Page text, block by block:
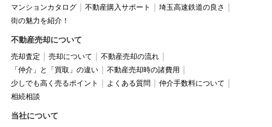
マンションカタログ 不動産購入サポート
埼玉高速鉄道の良さ
街の魅力を紹介！
不動産売却について
売却査定 売却について
不動産売却の流れ
「仲介」と「買取」の違い
不動産売却時の諸費用
少しでも高く売るポイント
よくある質問
仲介手数料について
相続相談
当社について